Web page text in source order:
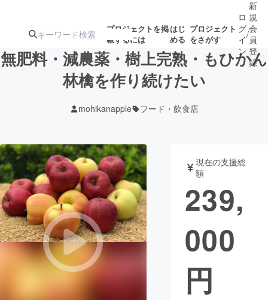
プロジェクトを掲
載するには
はじ
める
プロジェクト
をさがす
ターン
ジェクト
募集終了が近いプ
ロジェクト
アート・写真 音楽
テクノロジー・ガジェット ゲーム・サ
映像・映画
ビジネス・起業
まちづくり・地域活性化
ロ
グ
イ
ン
/
新
規
会
員
登
録
無肥料・減農薬・樹上完熟・もひかん
林檎を作り続けたい
mohikanapple フード・飲食店
現在の支援総
額
239,
000
円